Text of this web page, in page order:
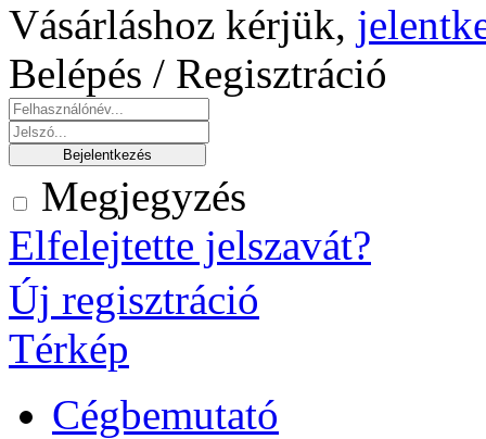
Vásárláshoz kérjük,
Belépés / Regisztráció
Megjegyzés
Elfelejtette jelszavát?
Új regisztráció
Térkép
Cégbemutató